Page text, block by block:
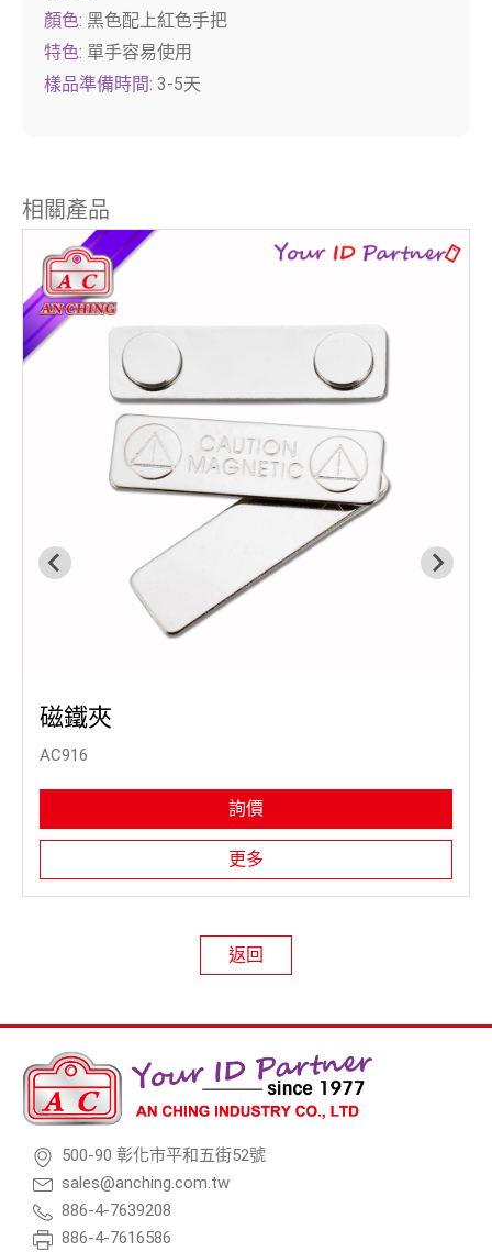
顏色: 黑色配上紅色手把
特色: 單手容易使用
樣品準備時間: 3-5天
相關產品
磁鐵夾
AC916
詢價
更多
返回
500-90 彰化市平和五街52號
sales@anching.com.tw
886-4-7639208
886-4-7616586